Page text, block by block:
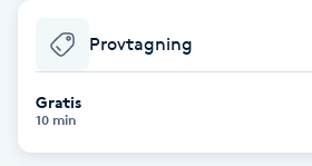
Babylights
Balayage
Provtagning
Gratis
10 min